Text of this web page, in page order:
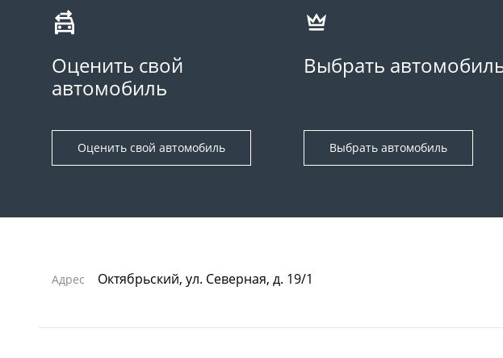
Оценить свой
автомобиль
Оценить свой автомобиль
Выбрать
Выбрать автомобиль
Адрес Октябрьский, ул. Северная, д. 19/1